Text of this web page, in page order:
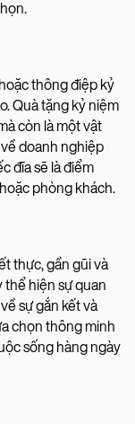
thông điệp kỷ
Quà tặng kỷ niệm
còn là một vật
doanh nghiệp
đĩa sẽ là điểm
phòng khách.
thực, gần gũi và
thể hiện sự quan
sự gắn kết và
chọn thông minh
sống hàng ngày